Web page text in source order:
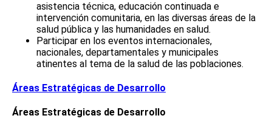
asistencia técnica, educación continuada e
intervención comunitaria, en las diversas áreas de la
salud pública y las humanidades en salud.
Participar en los eventos internacionales,
nacionales, departamentales y municipales
atinentes al tema de la salud de las poblaciones.
Áreas Estratégicas de Desarrollo
Áreas Estratégicas de Desarrollo